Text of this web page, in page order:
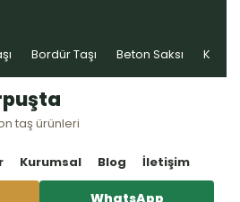
Bordür Taşı Beton Saksı Kablo
taş ürünleri
Kurumsal Blog İletişim
WhatsApp